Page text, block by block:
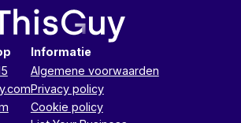
Informatie
Algemene voorwaarden
Privacy policy
Cookie policy